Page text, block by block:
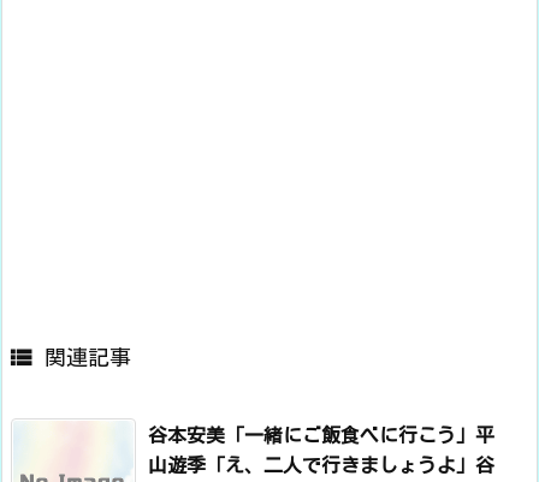
 関連記事
谷本安美「一緒にご飯食べに行こう」平
山遊季「え、二人で行きましょうよ」谷